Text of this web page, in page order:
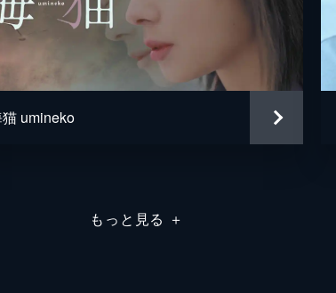
西村望
umineko
もっと見る ＋